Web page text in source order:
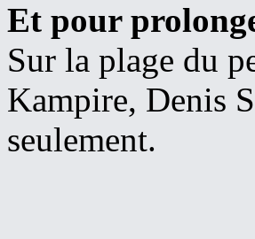
Et pour
Sur la plage du
Kampire, Denis
seulement.